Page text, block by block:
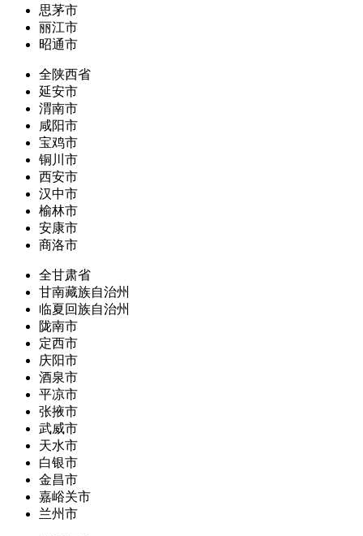
思茅市
丽江市
昭通市
全陕西省
延安市
渭南市
咸阳市
宝鸡市
铜川市
西安市
汉中市
榆林市
安康市
商洛市
全甘肃省
甘南藏族自治州
临夏回族自治州
陇南市
定西市
庆阳市
酒泉市
平凉市
张掖市
武威市
天水市
白银市
金昌市
嘉峪关市
兰州市